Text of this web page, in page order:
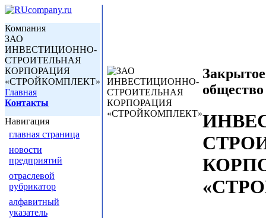
Компания
ЗАО
ИНВЕСТИЦИОННО-
СТРОИТЕЛЬНАЯ
КОРПОРАЦИЯ
«СТРОЙКОМПЛЕКТ»
Главная
Контакты
Навигация
главная страница
новости
предприятий
отраслевой
рубрикатор
алфавитный
указатель
общество